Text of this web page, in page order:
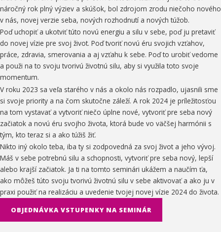
náročný rok plný výziev a skúšok, bol zdrojom zrodu niečoho nového
v nás, novej verzie seba, nových rozhodnutí a nových túžob.
Poď uchopiť a ukotviť túto novú energiu a silu v sebe, poď ju pretaviť
do novej vízie pre svoj život. Poď tvoriť novú éru svojich vzťahov,
práce, zdravia, smerovania a aj vzťahu k sebe. Poď to urobiť vedome
a použi na to svoju tvorivú životnú silu, aby si využila toto svoje
momentum.
V roku 2023 sa veľa starého v nás a okolo nás rozpadlo, ujasnili sme
si svoje priority a na čom skutočne záleží. A rok 2024 je príležitosťou
na tom vystavať a vytvoriť niečo úplne nové, vytvoriť pre seba nový
začiatok a novú éru svojho života, ktorá bude vo väčšej harmónii s
tým, kto teraz si a ako túžiš žiť.
Nikto iný okolo teba, iba ty si zodpovedná za svoj život a jeho vývoj.
Máš v sebe potrebnú silu a schopnosti, vytvoriť pre seba nový, lepší
alebo krajší začiatok. Ja ti na tomto seminári ukážem a naučím ťa,
ako môžeš túto svoju tvorivú životnú silu v sebe aktivovať a ako ju v
praxi použiť na realizáciu a uvedenie tvojej novej vízie 2024 do života.
OBJEDNÁVKA VSTUPENKY NA SEMINÁR